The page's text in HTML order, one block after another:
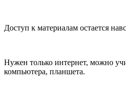
Доступ к материалам остается
Нужен только интернет, можно
компьютера, планшета.